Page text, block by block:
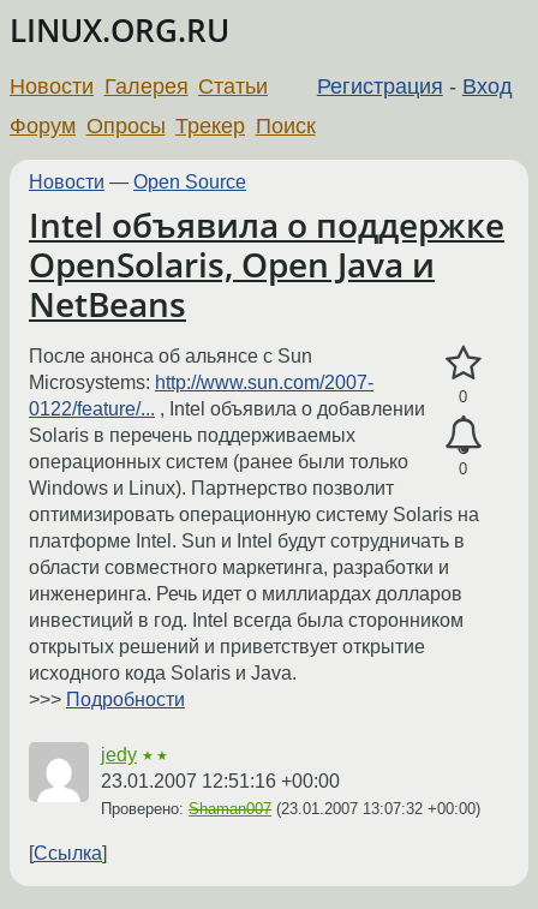
LINUX.ORG.RU
Регистрация - Вход
Новости Галерея Статьи
Форум Опросы Трекер Поиск
Новости — Open Source
Intel объявила о поддержке
OpenSolaris, Open Java и
NetBeans
0
0
После анонса об альянсе с Sun
Microsystems: http://www.sun.com/2007-
0122/feature/... , Intel объявила о добавлении
Solaris в перечень поддерживаемых
операционных систем (ранее были только
Windows и Linux). Партнерство позволит
оптимизировать операционную систему Solaris на
платформе Intel. Sun и Intel будут сотрудничать в
области совместного маркетинга, разработки и
инженеринга. Речь идет о миллиардах долларов
инвестиций в год. Intel всегда была сторонником
открытых решений и приветствует открытие
исходного кода Solaris и Java.
>>> Подробности
jedy ★★
23.01.2007 12:51:16 +00:00
Проверено: Shaman007 (23.01.2007 13:07:32 +00:00)
Ссылка